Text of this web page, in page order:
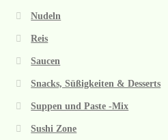
Nudeln
Reis
Saucen
Snacks, Süßigkeiten & Desserts
Suppen und Paste -Mix
Sushi Zone